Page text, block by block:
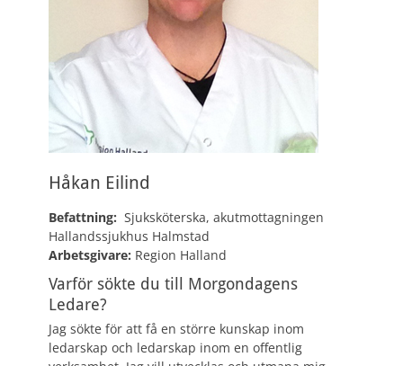
Håkan Eilind
Befattning: Sjuksköterska, akutmottagningen
Hallandssjukhus Halmstad
Arbetsgivare: Region Halland
Varför sökte du till Morgondagens
Ledare?
Jag sökte för att få en större kunskap inom
ledarskap och ledarskap inom en offentlig